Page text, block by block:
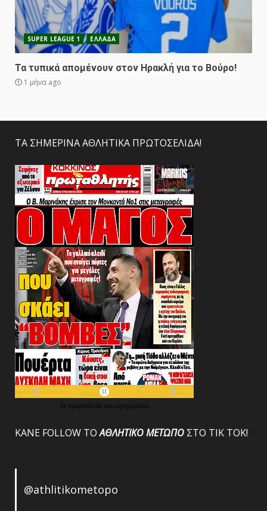
SUPER LEAGUE 1 ΕΛΛΑΔΑ
Τα τυπικά απομένουν στον Ηρακλή για το Βούρο!
1 μήνα ago
ΤΑ ΣΗΜΕΡΙΝΑ ΑΘΛΗΤΙΚΑ ΠΡΩΤΟΣΕΛΙΔΑ!
Τα πρωτοσέλιδα των εφημερίδων
ΚΑΝΕ FOLLOW ΤΟΑΘΛΗΤΙΚΟΜΕΤΩΠΟ ΣΤΟ ΤΙΚ ΤΟΚ!
@athlitikometopo